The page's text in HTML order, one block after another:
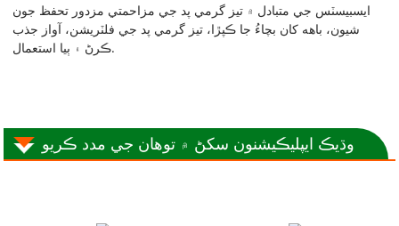
ايسبيسٽس جي متبادل ۾ تيز گرمي پد جي مزاحمتي مزدور تحفظ جون
شيون، باهه کان بچاءُ جا ڪپڙا، تيز گرمي پد جي فلٽريشن، آواز جذب
ڪرڻ ۽ ٻيا استعمال.
وڌيڪ ايپليڪيشنون سکڻ ۾ توهان جي مدد ڪريو